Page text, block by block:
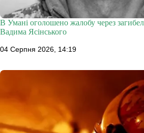
В Умані оголошено жалобу через
Вадима Ясінського
04 Серпня 2026, 14:19